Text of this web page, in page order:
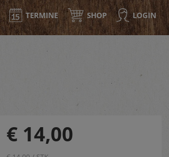
TERMINE SHOP LOGIN
€ 14,00